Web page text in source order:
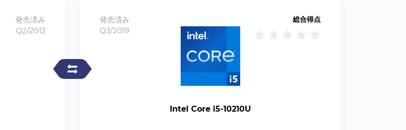
発売済み
Q2/2013
発売済み
Q3/2019
総合得点
Intel Core i5-10210U